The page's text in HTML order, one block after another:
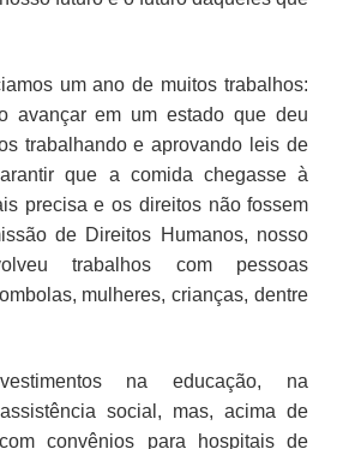
um ano de muitos trabalhos:
avançar em um estado que deu
trabalhando e aprovando leis de
que a comida chegasse à
precisa e os direitos não fossem
de Direitos Humanos, nosso
trabalhos com pessoas
mulheres, crianças, dentre
na educação, na
social, mas, acima de
convênios para hospitais de